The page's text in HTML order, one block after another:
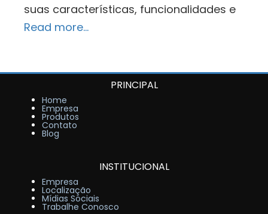
suas características, funcionalidades e
Read more…
PRINCIPAL
Home
Empresa
Produtos
Contato
Blog
INSTITUCIONAL
Empresa
Localização
Mídias Sociais
Trabalhe Conosco